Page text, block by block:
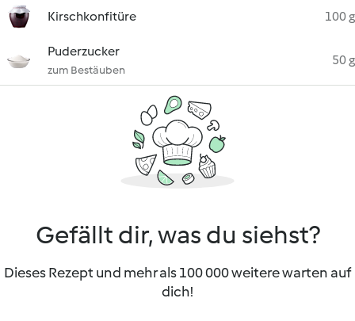
Kirschkonfitüre 100 g
Puderzucker
zum Bestäuben
50 g
Gefällt dir, was du siehst?
Dieses Rezept und mehr als 100 000 weitere warten auf
dich!